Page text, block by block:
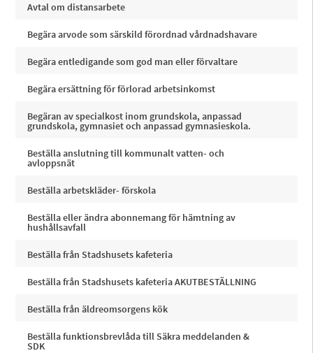
Avtal om distansarbete
Begära arvode som särskild förordnad vårdnadshavare
Begära entledigande som god man eller förvaltare
Begära ersättning för förlorad arbetsinkomst
Begäran av specialkost inom grundskola, anpassad
grundskola, gymnasiet och anpassad gymnasieskola.
Beställa anslutning till kommunalt vatten- och
avloppsnät
Beställa arbetskläder- förskola
Beställa eller ändra abonnemang för hämtning av
hushållsavfall
Beställa från Stadshusets kafeteria
Beställa från Stadshusets kafeteria AKUTBESTÄLLNING
Beställa från äldreomsorgens kök
Beställa funktionsbrevlåda till Säkra meddelanden &
SDK